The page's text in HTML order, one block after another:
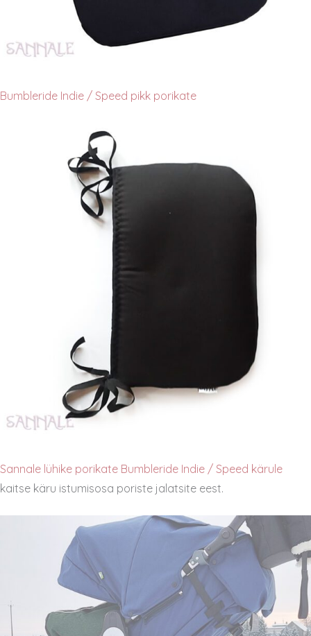
Bumbleride Indie / Speed pikk porikate
Sannale lühike porikate Bumbleride Indie / Speed kärule
kaitse käru istumisosa poriste jalatsite eest.